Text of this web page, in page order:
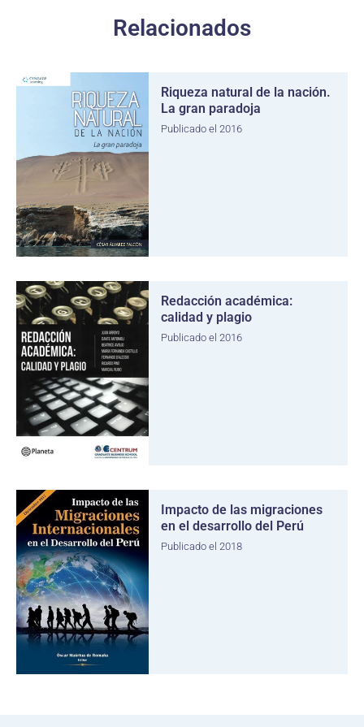
Relacionados
Riqueza natural de la nación.
La gran paradoja
Publicado el 2016
Redacción académica:
calidad y plagio
Publicado el 2016
Impacto de las migraciones
en el desarrollo del Perú
Publicado el 2018